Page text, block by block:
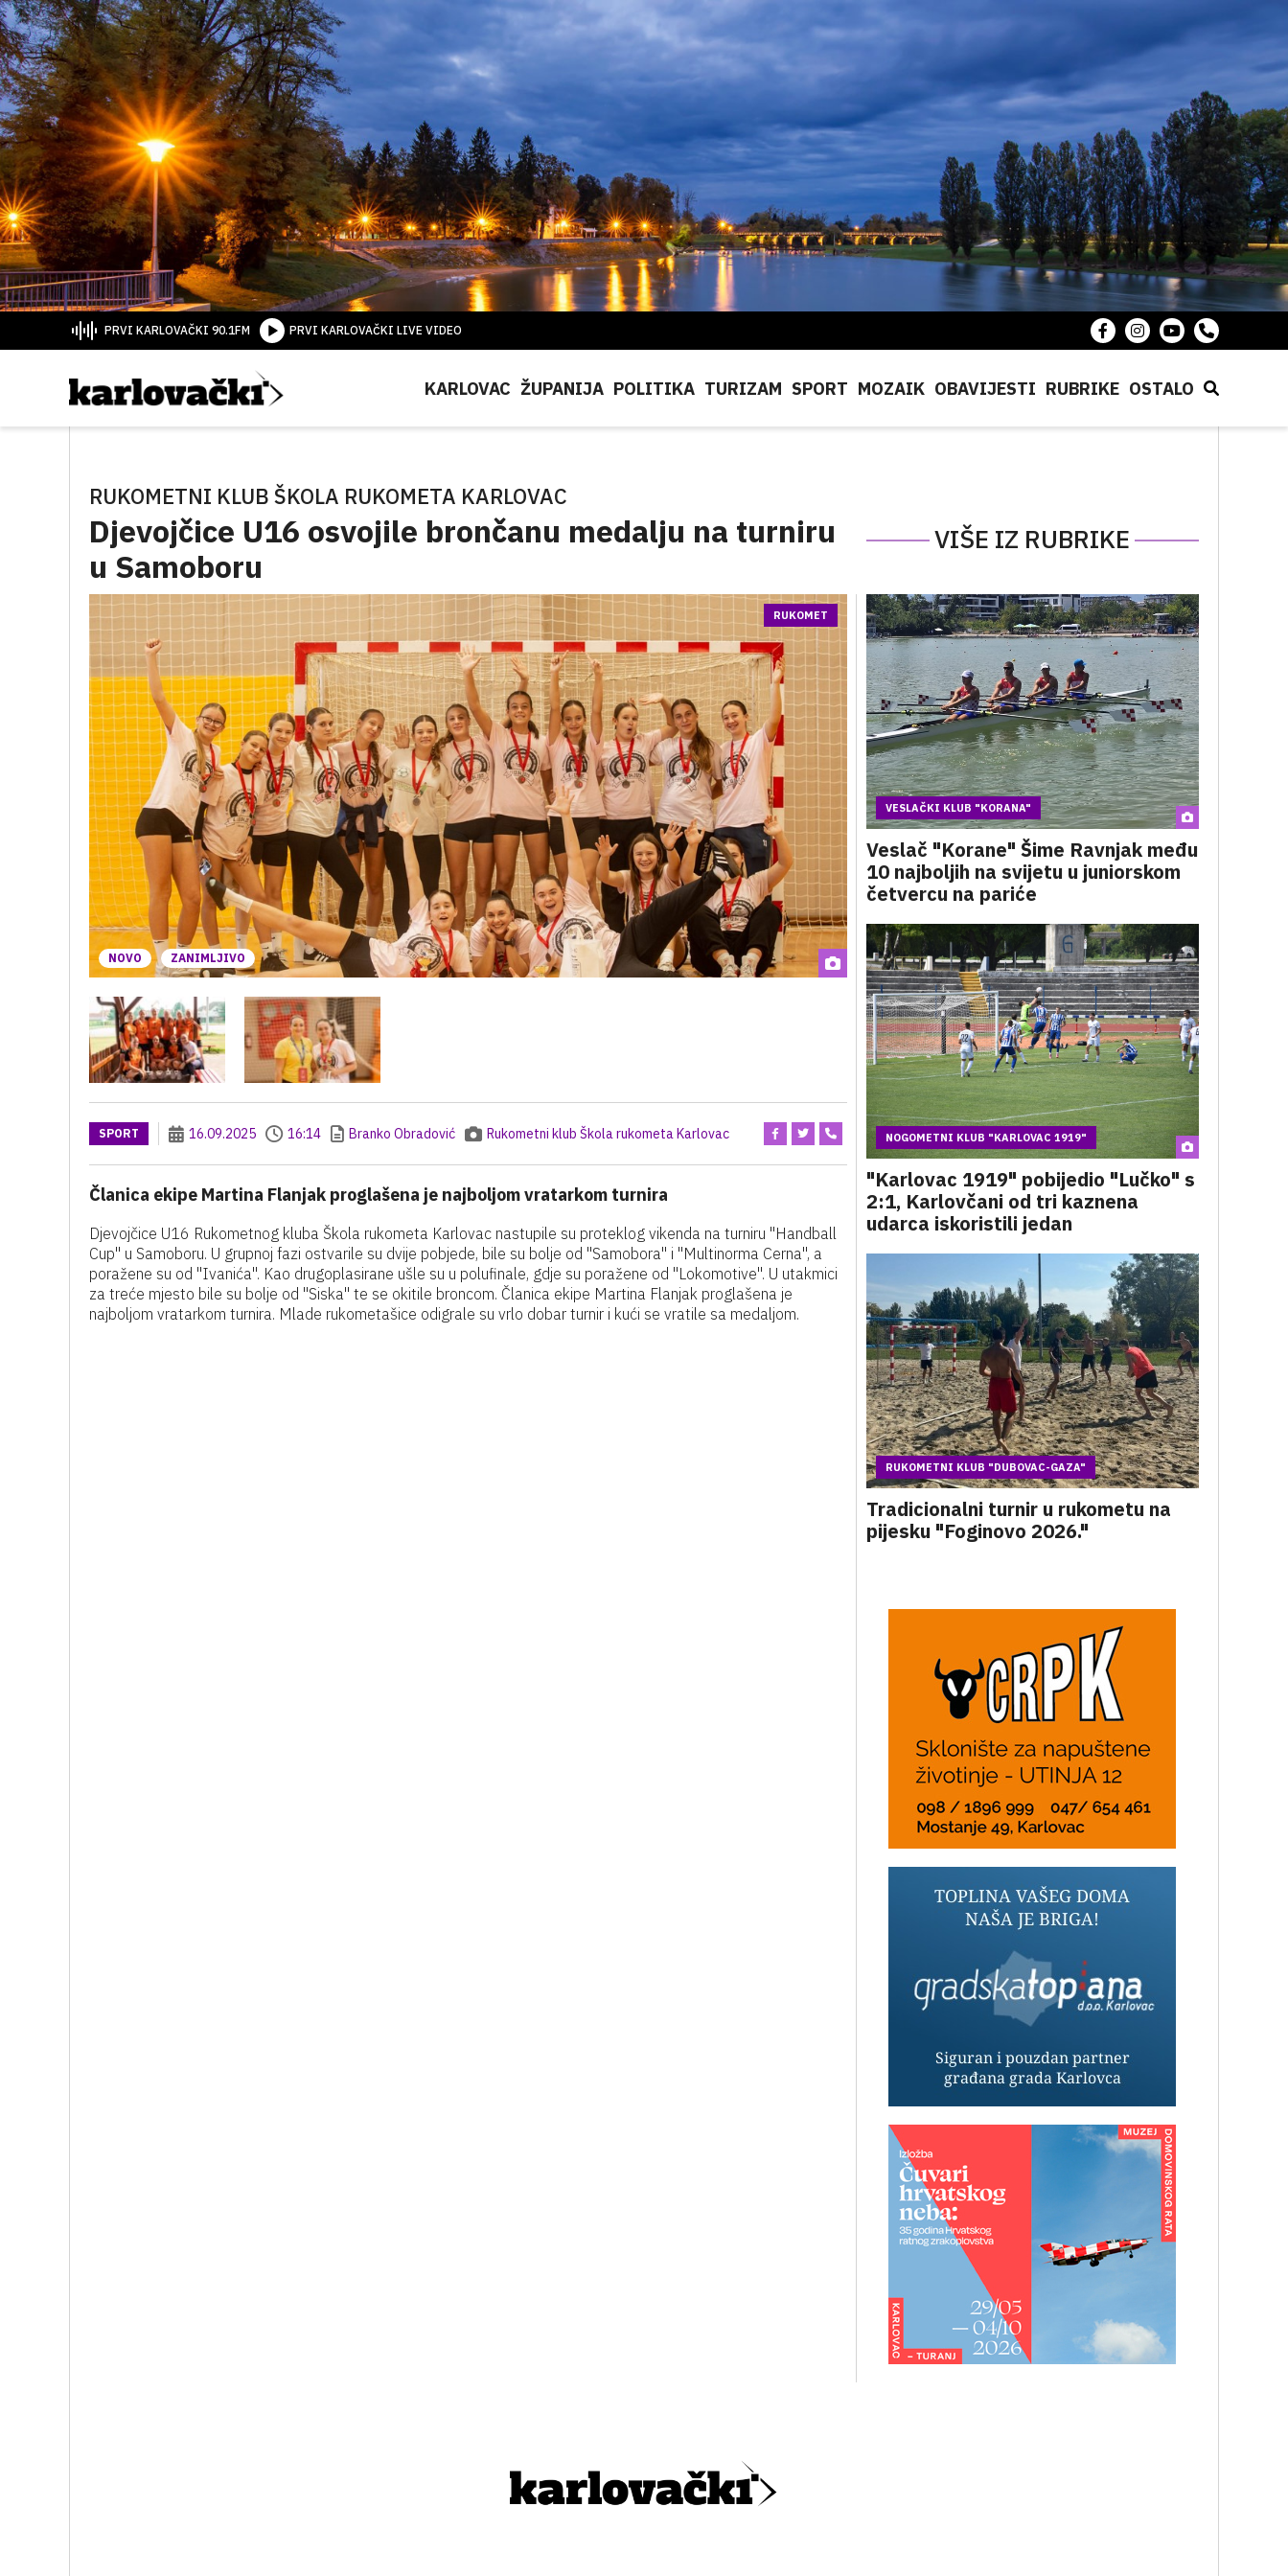
PRVI KARLOVAČKI 90.1FM PRVI KARLOVAČKI LIVE VIDEO
KARLOVAC ŽUPANIJA POLITIKA TURIZAM SPORT MOZAIK OBAVIJESTI RUBRIKE OSTALO
RUKOMETNI KLUB ŠKOLA RUKOMETA KARLOVAC
Djevojčice U16 osvojile brončanu medalju na turniru
u Samoboru
VIŠE IZ RUBRIKE
NOVO ZANIMLJIVO
RUKOMET
SPORT 16.09.2025 16:14 Branko Obradović Rukometni klub Škola rukometa Karlovac
Članica ekipe Martina Flanjak proglašena je najboljom vratarkom turnira
Djevojčice U16 Rukometnog kluba Škola rukometa Karlovac nastupile su proteklog vikenda na turniru "Handball
Cup" u Samoboru. U grupnoj fazi ostvarile su dvije pobjede, bile su bolje od "Samobora" i "Multinorma Cerna", a
poražene su od "Ivanića". Kao drugoplasirane ušle su u polufinale, gdje su poražene od "Lokomotive". U utakmici
za treće mjesto bile su bolje od "Siska" te se okitile broncom. Članica ekipe Martina Flanjak proglašena je
najboljom vratarkom turnira. Mlade rukometašice odigrale su vrlo dobar turnir i kući se vratile sa medaljom.
VESLAČKI KLUB "KORANA"
Veslač "Korane" Šime Ravnjak među
10 najboljih na svijetu u juniorskom
četvercu na pariće
NOGOMETNI KLUB "KARLOVAC 1919"
"Karlovac 1919" pobijedio "Lučko" s
2:1, Karlovčani od tri kaznena
udarca iskoristili jedan
RUKOMETNI KLUB "DUBOVAC-GAZA"
Tradicionalni turnir u rukometu na
pijesku "Foginovo 2026."